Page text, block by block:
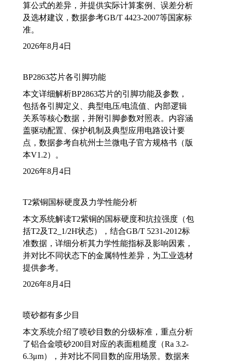
算公式的差异，并提供实际计算案例、误差分析
及选材建议，数据参考GB/T 4423-2007等国家标
准。
2026年8月4日
BP2863芯片各引脚功能
本文详细解析BP2863芯片的引脚功能及参数，
包括各引脚定义、典型电压/电流值、内部逻辑
关系等核心数据，并附引脚参数对照表。内容涵
盖驱动配置、保护机制及典型应用电路设计要
点，数据参考自杭州士兰微电子官方规格书（版
本V1.2）。
2026年8月4日
T2紫铜国标硬度及力学性能分析
本文系统解读T2紫铜的国标硬度和抗拉强度（包
括T2及T2_1/2H状态），结合GB/T 5231-2012标
准数据，详细分析其力学性能指标及影响因素，
并对比不同状态下的金属特性差异，为工业选材
提供参考。
2026年8月4日
喷砂都有多少目
本文系统介绍了喷砂目数的分级标准，重点分析
了铝合金喷砂200目对应的表面粗糙度（Ra 3.2-
6.3μm），并对比不同目数的应用场景。数据来